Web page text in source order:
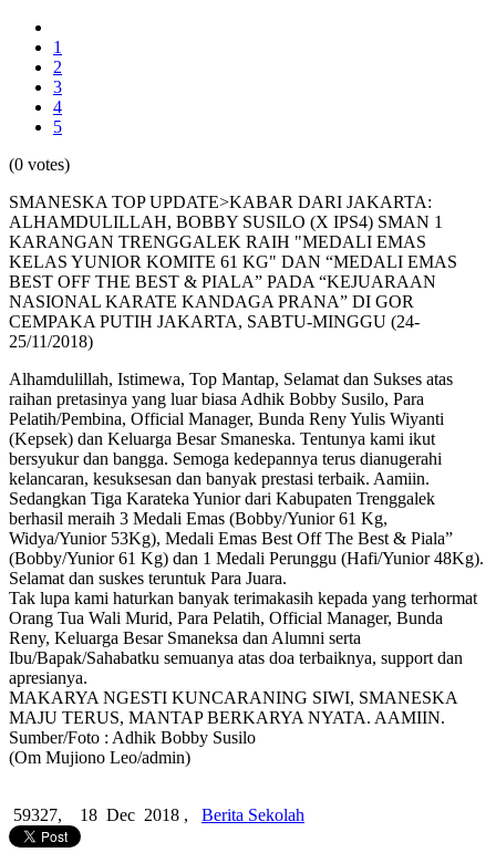
1
2
3
4
5
(0 votes)
SMANESKA TOP UPDATE>KABAR DARI JAKARTA:
ALHAMDULILLAH, BOBBY SUSILO (X IPS4) SMAN 1
KARANGAN TRENGGALEK RAIH "MEDALI EMAS
KELAS YUNIOR KOMITE 61 KG" DAN “MEDALI EMAS
BEST OFF THE BEST & PIALA” PADA “KEJUARAAN
NASIONAL KARATE KANDAGA PRANA” DI GOR
CEMPAKA PUTIH JAKARTA, SABTU-MINGGU (24-
25/11/2018)
Alhamdulillah, Istimewa, Top Mantap, Selamat dan Sukses atas
raihan pretasinya yang luar biasa Adhik Bobby Susilo, Para
Pelatih/Pembina, Official Manager, Bunda Reny Yulis Wiyanti
(Kepsek) dan Keluarga Besar Smaneska. Tentunya kami ikut
bersyukur dan bangga. Semoga kedepannya terus dianugerahi
kelancaran, kesuksesan dan banyak prestasi terbaik. Aamiin.
Sedangkan Tiga Karateka Yunior dari Kabupaten Trenggalek
berhasil meraih 3 Medali Emas (Bobby/Yunior 61 Kg,
Widya/Yunior 53Kg), Medali Emas Best Off The Best & Piala”
(Bobby/Yunior 61 Kg) dan 1 Medali Perunggu (Hafi/Yunior 48Kg).
Selamat dan suskes teruntuk Para Juara.
Tak lupa kami haturkan banyak terimakasih kepada yang terhormat
Orang Tua Wali Murid, Para Pelatih, Official Manager, Bunda
Reny, Keluarga Besar Smaneksa dan Alumni serta
Ibu/Bapak/Sahabatku semuanya atas doa terbaiknya, support dan
apresianya.
MAKARYA NGESTI KUNCARANING SIWI, SMANESKA
MAJU TERUS, MANTAP BERKARYA NYATA. AAMIIN.
Sumber/Foto : Adhik Bobby Susilo
(Om Mujiono Leo/admin)
59327, 18 Dec 2018 , Berita Sekolah